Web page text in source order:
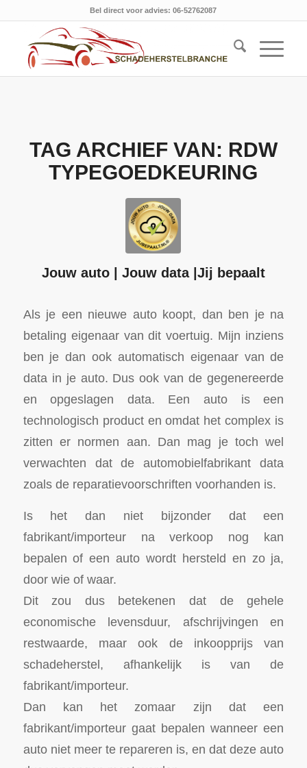
Bel direct voor advies: 06-52762087
TAG ARCHIEF VAN: RDW
TYPEGOEDKEURING
Jouw auto | Jouw data |Jij bepaalt
Als je een nieuwe auto koopt, dan ben je na
betaling eigenaar van dit voertuig. Mijn inziens
ben je dan ook automatisch eigenaar van de
data in je auto. Dus ook van de gegenereerde
en opgeslagen data. Een auto is een
technologisch product en omdat het complex is
zitten er normen aan. Dan mag je toch wel
verwachten dat de automobielfabrikant data
zoals de reparatievoorschriften voorhanden is.
Is het dan niet bijzonder dat een
fabrikant/importeur na verkoop nog kan
bepalen of een auto wordt hersteld en zo ja,
door wie of waar.
Dit zou dus betekenen dat de gehele
economische levensduur, afschrijvingen en
restwaarde, maar ook de inkoopprijs van
schadeherstel, afhankelijk is van de
fabrikant/importeur.
Dan kan het zomaar zijn dat een
fabrikant/importeur gaat bepalen wanneer een
auto niet meer te repareren is, en dat deze auto